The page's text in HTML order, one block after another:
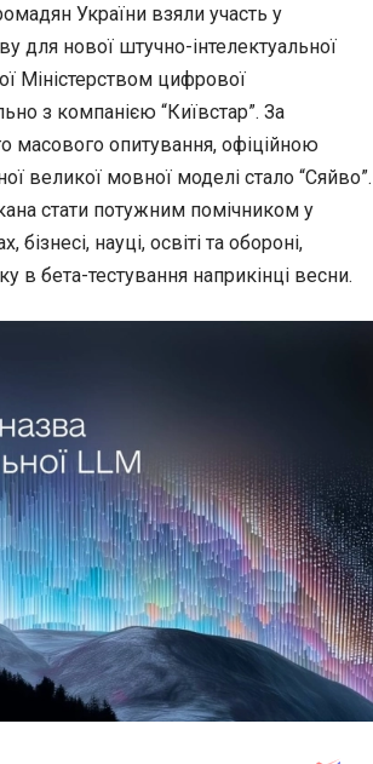
України взяли участь у
для нової штучно-інтелектуальної
Міністерством цифрової
з компанією “Київстар”. За
масового опитування, офіційною
великої мовної моделі стало “Сяйво”.
стати потужним помічником у
бізнесі, науці, освіті та обороні,
в бета-тестування наприкінці весни.